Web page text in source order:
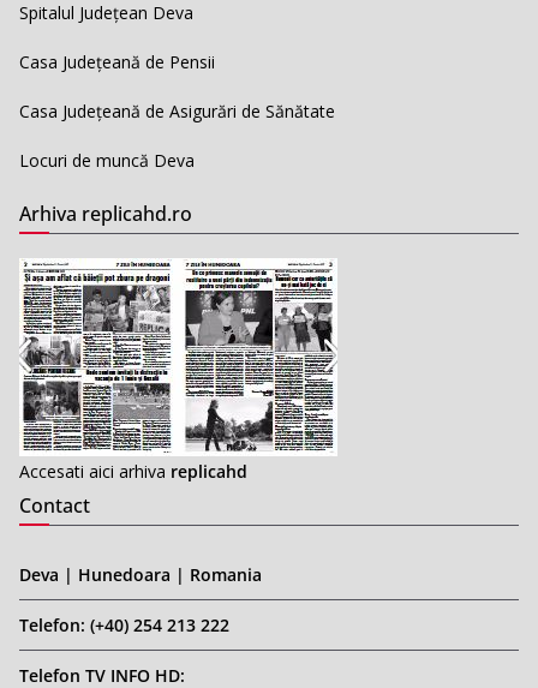
Spitalul Județean Deva
Casa Județeană de Pensii
Casa Județeană de Asigurări de Sănătate
Locuri de muncă Deva
Arhiva replicahd.ro
Accesati aici arhiva replicahd
Contact
Deva | Hunedoara | Romania
Telefon: (+40) 254 213 222
Telefon TV INFO HD: